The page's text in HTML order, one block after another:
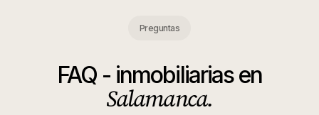
Preguntas
FAQ - inmobiliariasen
Salamanca.